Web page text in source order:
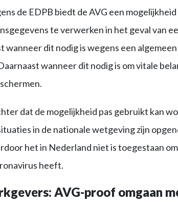
de EDPB biedt de AVG een
te verwerken in het geval van
wanneer dit nodig is wegens een
wanneer dit nodig is om vitale
dat de mogelijkheid pas gebruikt kan
in de nationale wetgeving zijn
het in Nederland niet is toegestaan
heeft.
AVG-proof omgaan